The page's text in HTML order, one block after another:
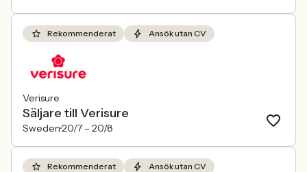
Rekommenderat Ansök utan CV
Verisure
Säljare till Verisure
Sweden20/7 – 20/8
Rekommenderat Ansök utan CV